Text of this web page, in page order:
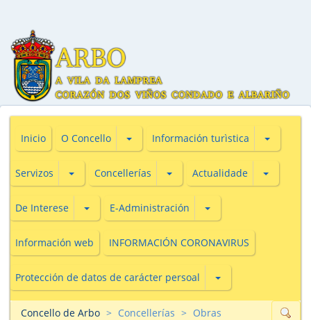
Inicio O Concello Subsecciones de O Concello
Información turìstica
Servizos Subsecciones de Servizos
Concellerías Subsecciones de Concellerías
Actualidade
De Interese Subsecciones de De Interese
E-Administración Subsecciones de E-
Información web INFORMACIÓN CORONAVIRUS
Protección de datos de carácter persoal Subsecciones de
Concello de Arbo Concellerías Obras